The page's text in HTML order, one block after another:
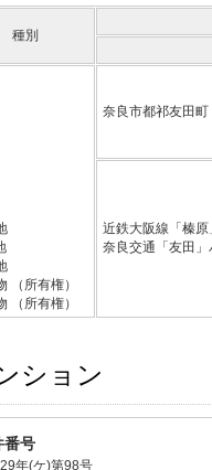
種別
（所有権）
（所有権）
奈良市都祁友田
近鉄大阪線「榛
奈良交通「友田
ション
番号
年(ケ)第98号